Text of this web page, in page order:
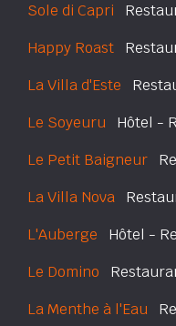
Sole di Capri
Happy Roast
La Villa d'Este
Le Soyeuru Hôtel -
Le Petit Baigneur
La Villa Nova
L'Auberge Hôtel -
Le Domino
La Menthe à l'Eau